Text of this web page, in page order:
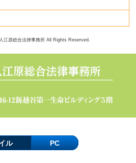
江原総合法律事務所 All Rights Reserved.
ル PC